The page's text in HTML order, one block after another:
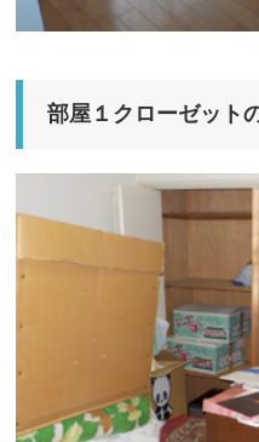
部屋１クローゼット